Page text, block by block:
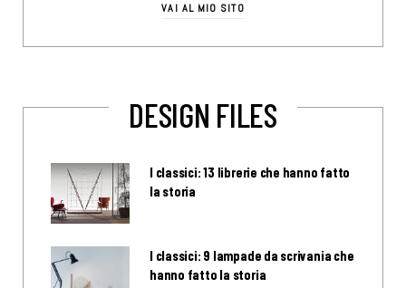
VAI AL MIO SITO
DESIGN FILES
I classici: 13 librerie che hanno fatto
la storia
I classici: 9 lampade da scrivania che
hanno fatto la storia